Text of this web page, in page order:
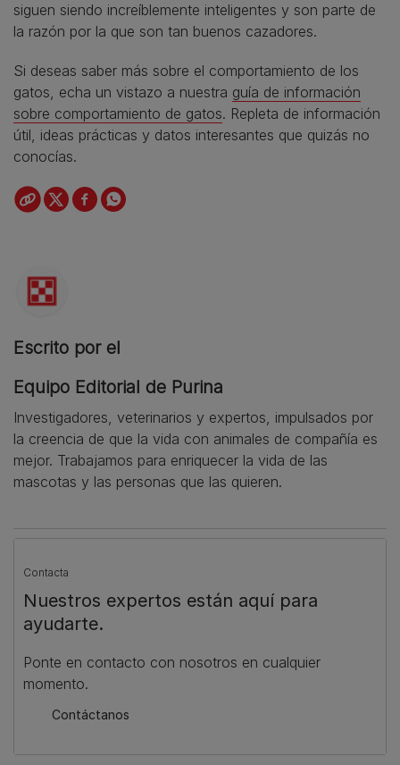
siguen siendo increíblemente inteligentes y son parte de
la razón por la que son tan buenos cazadores.
Si deseas saber más sobre el comportamiento de los
gatos, echa un vistazo a nuestra guía de información
sobre comportamiento de gatos. Repleta de información
útil, ideas prácticas y datos interesantes que quizás no
conocías.
Escrito por el
Equipo Editorial de Purina
Investigadores, veterinarios y expertos, impulsados por
la creencia de que la vida con animales de compañía es
mejor. Trabajamos para enriquecer la vida de las
mascotas y las personas que las quieren.
Contacta
Nuestros expertos están aquí para
ayudarte.
Ponte en contacto con nosotros en cualquier
momento.
Contáctanos